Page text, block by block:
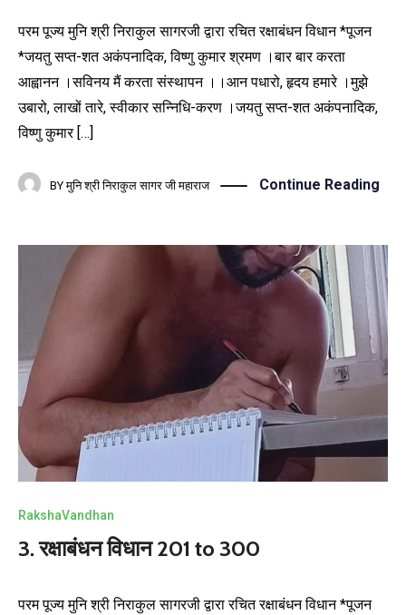
परम पूज्य मुनि श्री निराकुल सागरजी द्वारा रचित रक्षाबंधन विधान *पूजन
*जयतु सप्त-शत अकंपनादिक, विष्णु कुमार श्रमण ।बार बार करता
आह्वानन ।सविनय मैं करता संस्थापन ।।आन पधारो, हृदय हमारे ।मुझे
उबारो, लाखों तारे, स्वीकार सन्निधि-करण ।जयतु सप्त-शत अकंपनादिक,
विष्णु कुमार […]
BY मुनि श्री निराकुल सागर जी महाराज Continue Reading
RakshaVandhan
3. रक्षाबंधन विधान 201 to 300
परम पूज्य मुनि श्री निराकुल सागरजी द्वारा रचित रक्षाबंधन विधान *पूजन